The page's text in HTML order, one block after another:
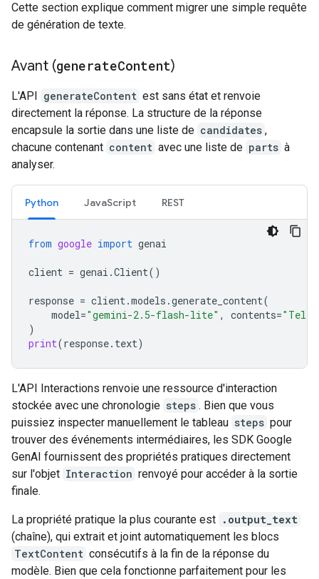
Cette section explique comment migrer une simple requête
de génération de texte.
Avant (generateContent)
L'API generateContent est sans état et renvoie
directement la réponse. La structure de la réponse
encapsule la sortie dans une liste de candidates ,
chacune contenant content avec une liste de parts à
analyser.
Python JavaScript REST
from google import genai
client = genai .Client()
response = client.models .generate_content(
model="gemini-2.5-flash-lite" , contents="Tell
)
print(response. text)
L'API Interactions renvoie une ressource d'interaction
stockée avec une chronologie steps . Bien que vous
puissiez inspecter manuellement le tableau steps pour
trouver des événements intermédiaires, les SDK Google
GenAI fournissent des propriétés pratiques directement
sur l'objet Interaction renvoyé pour accéder à la sortie
finale.
La propriété pratique la plus courante est .output_text
(chaîne), qui extrait et joint automatiquement les blocs
TextContent consécutifs à la fin de la réponse du
modèle. Bien que cela fonctionne parfaitement pour les